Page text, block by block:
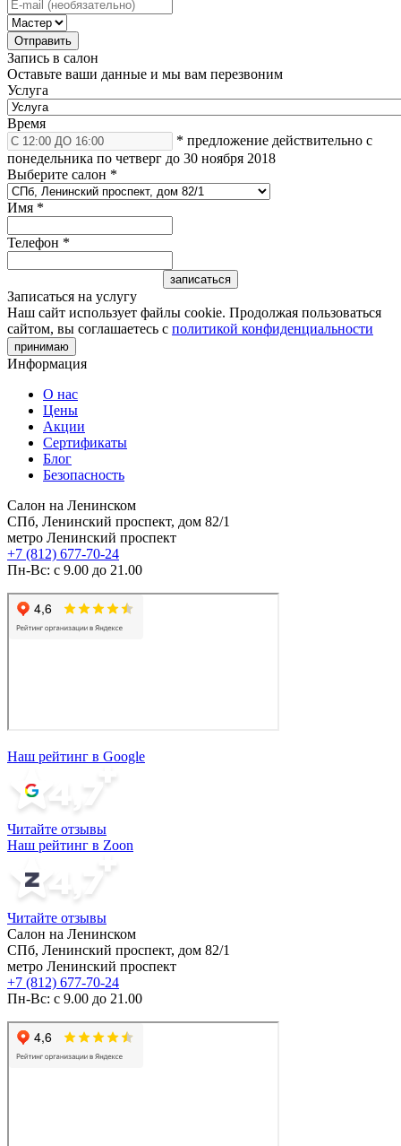
Запись в салон
Оставьте ваши данные и мы вам перезвоним
Услуга
Время
* предложение действительно с
понедельника по четверг до 30 ноября 2018
Выберите салон *
Имя *
Телефон *
Записаться на услугу
Наш сайт использует файлы cookie. Продолжая пользоваться
сайтом, вы соглашаетесь с политикой конфиденциальности
принимаю
Информация
О нас
Цены
Акции
Сертификаты
Блог
Безопасность
Салон на Ленинском
СПб, Ленинский проспект, дом 82/1
метро Ленинский проспект
+7 (812) 677-70-24
Пн-Вс: с 9.00 до 21.00
Наш рейтинг в Google
Читайте отзывы
Наш рейтинг в Zoon
Читайте отзывы
Салон на Ленинском
СПб, Ленинский проспект, дом 82/1
метро Ленинский проспект
+7 (812) 677-70-24
Пн-Вс: с 9.00 до 21.00